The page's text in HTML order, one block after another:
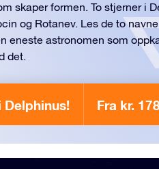
skaper formen. To stjerner i
og Rotanev. Les de to
eneste astronomen som
det.
Delphinus! Fra kr.